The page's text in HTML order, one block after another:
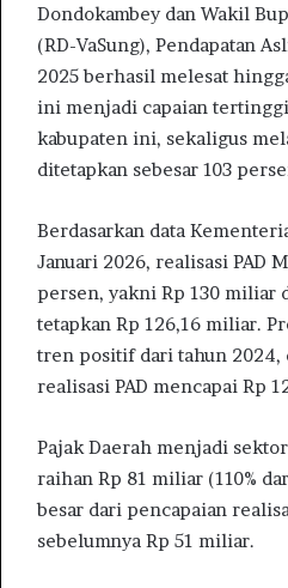
Dondokambey dan Wakil
(RD-VaSung), Pendapatan
2025 berhasil melesat
ini menjadi capaian
kabupaten ini, sekaligus
ditetapkan sebesar 103
Berdasarkan data
Januari 2026, realisasi PAD
persen, yakni Rp 130 miliar
tetapkan Rp 126,16 miliar.
tren positif dari tahun 2024,
realisasi PAD mencapai Rp
Pajak Daerah menjadi
raihan Rp 81 miliar (110%
besar dari pencapaian
sebelumnya Rp 51 miliar.